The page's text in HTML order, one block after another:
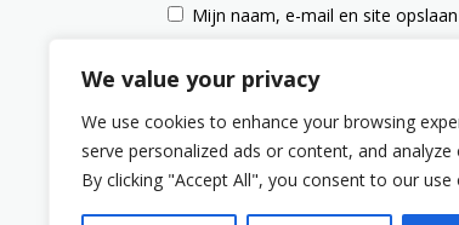
We value your privacy
We use cookies to enhance your browsing
serve personalized ads or content, and analyze
By clicking "Accept All", you consent to our use
Mijn naam, e-mail en site